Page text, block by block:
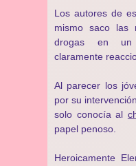
Los autores de
mismo saco las
drogas en un
claramente
Al parecer los
por su
solo conocía al
papel penoso.
Heroicamente